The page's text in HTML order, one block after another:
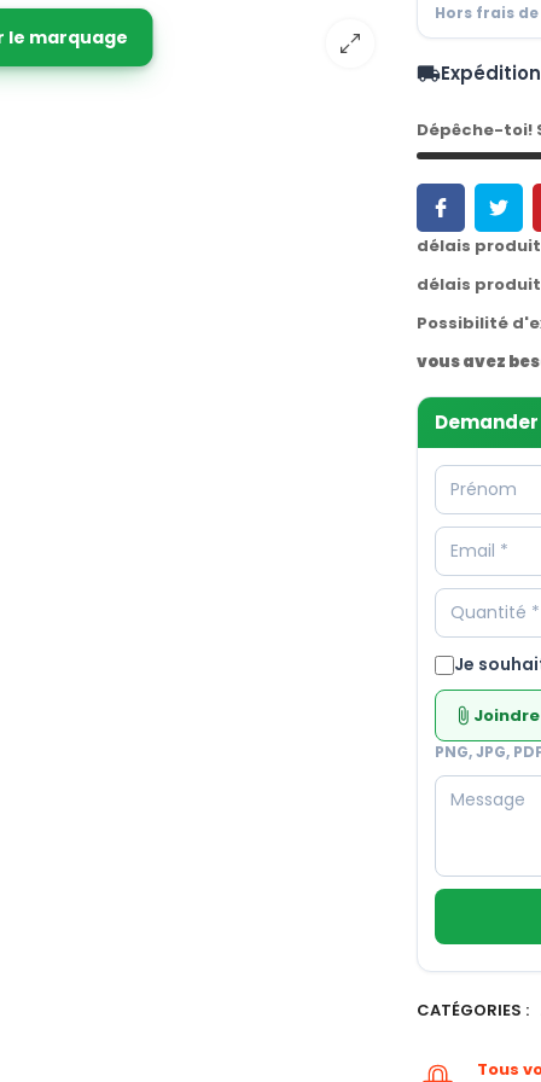
le marquage
Hors frais
local_shipping
Dépêche-toi!
délais
délais produit
Possibilité
vous avez
Je
attach_file
PNG, JPG,
CATÉGORIES :
Tous